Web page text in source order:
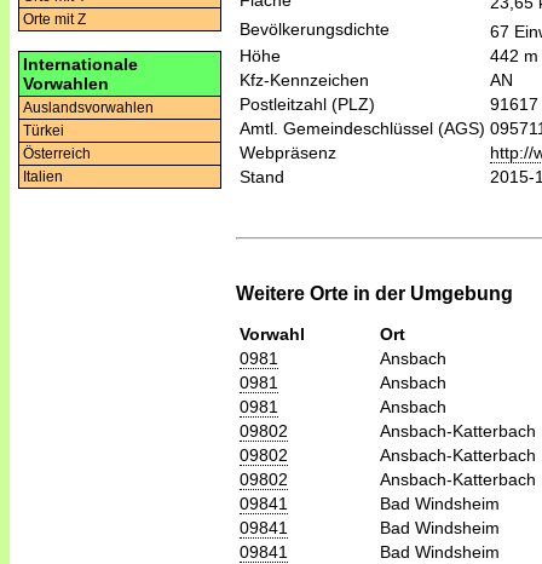
Orte mit Z
Internationale
Vorwahlen
Auslandsvorwahlen
Türkei
Österreich
Italien
Bevölkerungsdichte
67
Höhe
442 m
Kfz-Kennzeichen
AN
Postleitzahl (PLZ)
91617
Amtl. Gemeindeschlüssel (AGS)
Webpräsenz
http://
Stand
2015-
Weitere Orte in der Umgebung
Vorwahl
Ort
0981
Ansbach
0981
Ansbach
0981
Ansbach
09802
Ansbach-Katterbach
09802
Ansbach-Katterbach
09802
Ansbach-Katterbach
09841
Bad Windsheim
09841
Bad Windsheim
09841
Bad Windsheim